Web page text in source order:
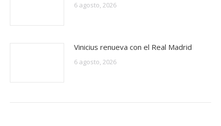
6 agosto, 2026
Vinicius renueva con el Real Madrid
6 agosto, 2026